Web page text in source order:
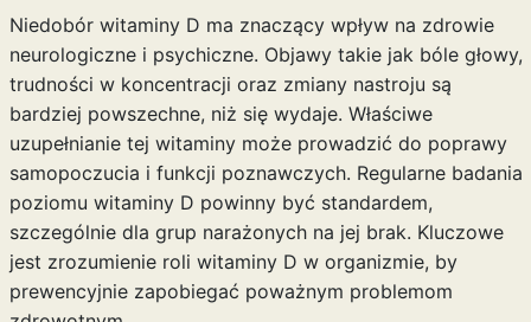
Niedobór witaminy D ma znaczący wpływ na zdrowie
neurologiczne i psychiczne. Objawy takie jak bóle głowy,
trudności w koncentracji oraz zmiany nastroju są
bardziej powszechne, niż się wydaje. Właściwe
uzupełnianie tej witaminy może prowadzić do poprawy
samopoczucia i funkcji poznawczych. Regularne badania
poziomu witaminy D powinny być standardem,
szczególnie dla grup narażonych na jej brak. Kluczowe
jest zrozumienie roli witaminy D w organizmie, by
prewencyjnie zapobiegać poważnym problemom